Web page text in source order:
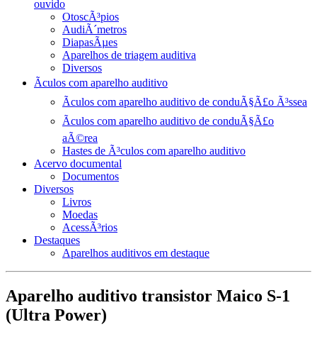
ouvido
OtoscÃ³pios
AudiÃ´metros
DiapasÃµes
Aparelhos de triagem auditiva
Diversos
Ãculos com aparelho auditivo
Ãculos com aparelho auditivo de conduÃ§Ã£o Ã³ssea
Ãculos com aparelho auditivo de conduÃ§Ã£o
aÃ©rea
Hastes de Ã³culos com aparelho auditivo
Acervo documental
Documentos
Diversos
Livros
Moedas
AcessÃ³rios
Destaques
Aparelhos auditivos em destaque
Aparelho auditivo transistor Maico S-1
(Ultra Power)